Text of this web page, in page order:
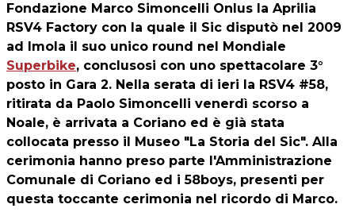
Fondazione Marco Simoncelli Onlus la Aprilia
RSV4 Factory con la quale il Sic disputò nel 2009
ad Imola il suo unico round nel Mondiale
Superbike, conclusosi con uno spettacolare 3°
posto in Gara 2. Nella serata di ieri la RSV4 #58,
ritirata da Paolo Simoncelli venerdì scorso a
Noale, è arrivata a Coriano ed è già stata
collocata presso il Museo "La Storia del Sic". Alla
cerimonia hanno preso parte l'Amministrazione
Comunale di Coriano ed i 58boys, presenti per
questa toccante cerimonia nel ricordo di Marco.